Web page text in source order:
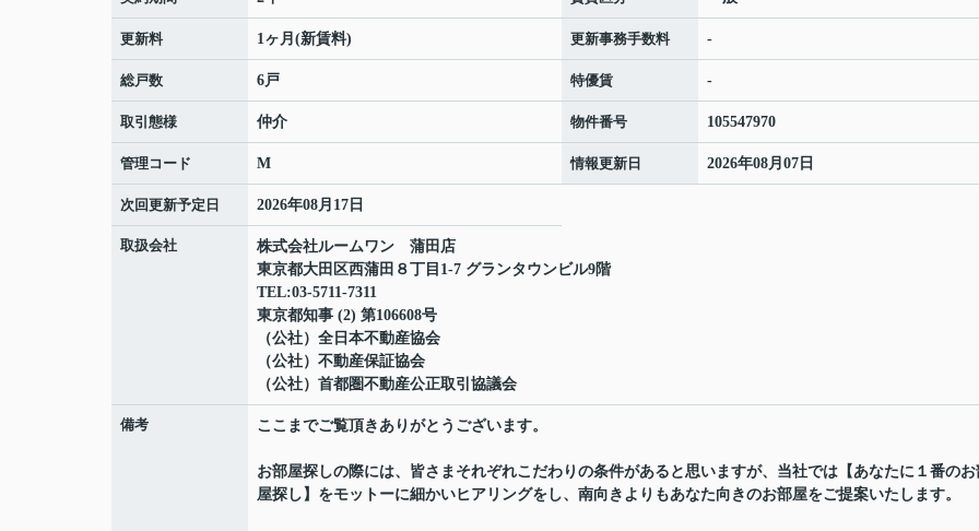
更新料 1ヶ月(新賃料) 更新事務手数料 -
総戸数 6戸 特優賃 -
取引態様 仲介 物件番号 105547970
管理コード M 情報更新日 2026年08月07日
次回更新予定日 2026年08月17日
取扱会社
株式会社ルームワン 蒲田店
東京都大田区西蒲田８丁目1-7 グランタウンビル9階
TEL:03-5711-7311
東京都知事 (2) 第106608号
（公社）全日本不動産協会
（公社）不動産保証協会
（公社）首都圏不動産公正取引協議会
備考 ここまでご覧頂きありがとうございます。
お部屋探しの際には、皆さまそれぞれこだわりの条件があると思いますが、当社では【あなたに１番のお
屋探し】をモットーに細かいヒアリングをし、南向きよりもあなた向きのお部屋をご提案いたします。